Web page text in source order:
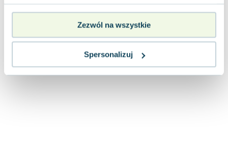
Zezwól na wszystkie
Spersonalizuj